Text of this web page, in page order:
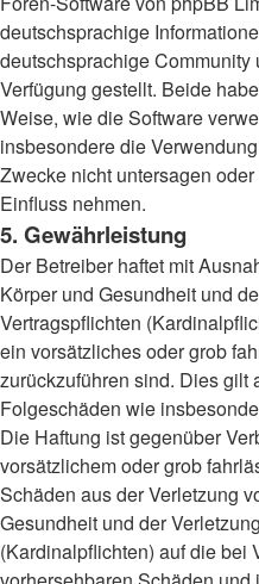
deutschsprachige
deutschsprachige Community
Verfügung gestellt. Beide
Weise, wie die Software
insbesondere die
Zwecke nicht untersagen
Einfluss nehmen.
5. Gewährleistung
Der Betreiber haftet mit
Körper und Gesundheit und
Vertragspflichten
ein vorsätzliches oder grob
zurückzuführen sind. Dies gilt
Folgeschäden wie
Die Haftung ist gegenüber
vorsätzlichem oder grob
Schäden aus der Verletzung
Gesundheit und der
(Kardinalpflichten) auf die bei